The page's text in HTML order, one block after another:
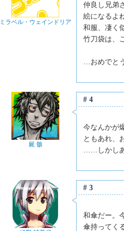
ミラベル・ウェインドリア
仲良し兄弟
絵になるよ
和服、凄く
竹刀袋は、
…おめでと
屍 骸
#4
今なんかが
ともあれ、
……しかしあ
#3
和傘だー。
傘持ってく